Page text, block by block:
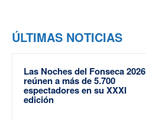
ÚLTIMAS NOTICIAS
Las Noches del Fonseca 2026
reúnen a más de 5.700
espectadores en su XXXI
edición